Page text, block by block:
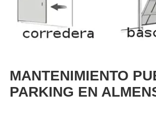
MANTENIMIENTO
PARKING EN